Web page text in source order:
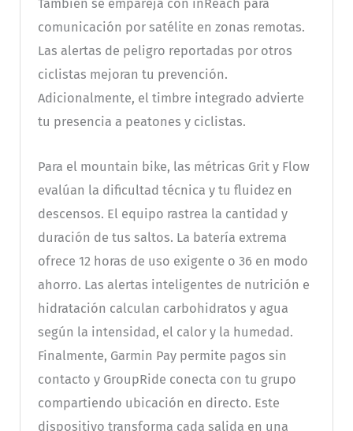
También se empareja con inReach para
comunicación por satélite en zonas remotas.
Las alertas de peligro reportadas por otros
ciclistas mejoran tu prevención.
Adicionalmente, el timbre integrado advierte
tu presencia a peatones y ciclistas.
Para el mountain bike, las métricas Grit y Flow
evalúan la dificultad técnica y tu fluidez en
descensos. El equipo rastrea la cantidad y
duración de tus saltos. La batería extrema
ofrece 12 horas de uso exigente o 36 en modo
ahorro. Las alertas inteligentes de nutrición e
hidratación calculan carbohidratos y agua
según la intensidad, el calor y la humedad.
Finalmente, Garmin Pay permite pagos sin
contacto y GroupRide conecta con tu grupo
compartiendo ubicación en directo. Este
dispositivo transforma cada salida en una